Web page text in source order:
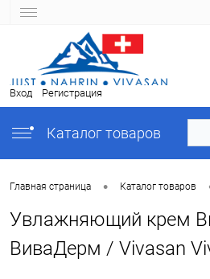
Вход Регистрация
Каталог товаров
Главная страница • Каталог товаров
Увлажняющий крем
ВиваДерм / Vivasan